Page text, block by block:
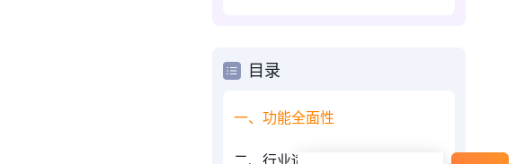
目录
一、功能全面性
二、行业适用性